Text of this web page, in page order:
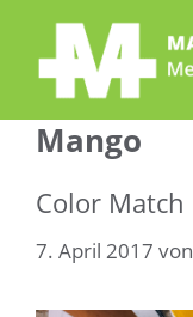
springen
Mango
Color Match
7. April 2017 von